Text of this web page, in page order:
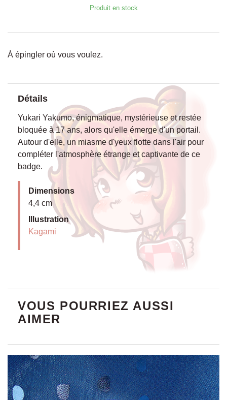
Produit en stock
À épingler où vous voulez.
Détails
Yukari Yakumo, énigmatique, mystérieuse et restée
bloquée à 17 ans, alors qu'elle émerge d'un portail.
Autour d'elle, un miasme d'yeux flotte dans l'air pour
compléter l'atmosphère étrange et captivante de ce
badge.
Dimensions
4,4 cm
Illustration
Kagami
VOUS POURRIEZ AUSSI
AIMER